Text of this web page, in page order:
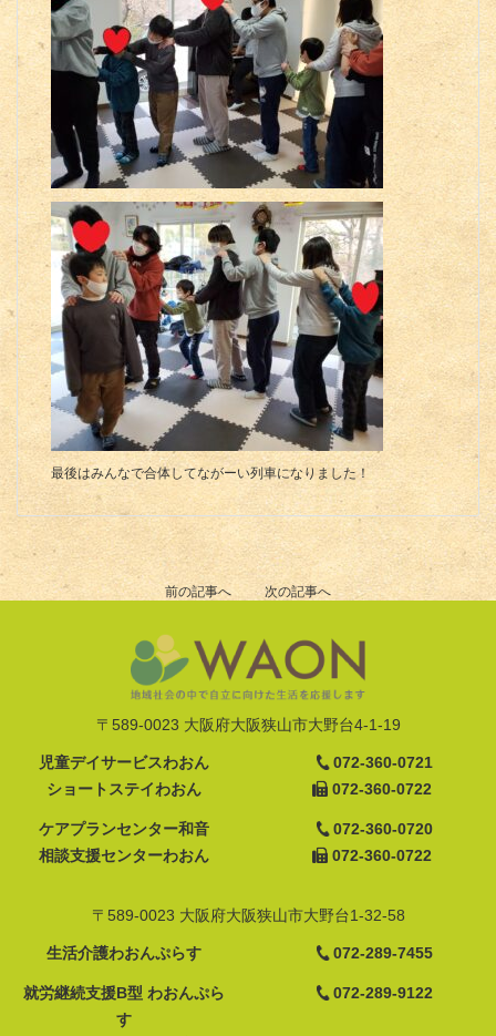
最後はみんなで合体してながーい列車になりました！
前の記事へ 次の記事へ
〒589-0023 大阪府大阪狭山市大野台4-1-19
児童デイサービスわおん
ショートステイわおん
ケアプランセンター和音
相談支援センターわおん
072-360-0721
072-360-0722
072-360-0720
072-360-0722
〒589-0023 大阪府大阪狭山市大野台1-32-58
生活介護わおんぷらす
就労継続支援B型 わおんぷら
す
072-289-7455
072-289-9122